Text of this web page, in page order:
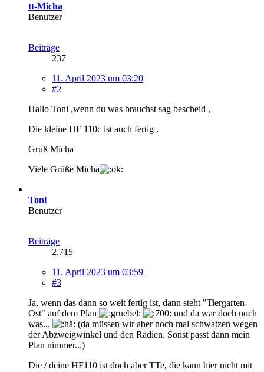
tt-Micha
Benutzer
Beiträge
237
11. April 2023 um 03:20
#2
Hallo Toni ,wenn du was brauchst sag bescheid ,
Die kleine HF 110c ist auch fertig .
Gruß Micha
Viele Grüße Micha
Toni
Benutzer
Beiträge
2.715
11. April 2023 um 03:59
#3
Ja, wenn das dann so weit fertig ist, dann steht "Tiergarten-
Ost" auf dem Plan
und da war doch noch
was...
(da müssen wir aber noch mal schwatzen wegen
der Abzweigwinkel und den Radien. Sonst passt dann mein
Plan nimmer...)
Die / deine HF110 ist doch aber TTe, die kann hier nicht mit